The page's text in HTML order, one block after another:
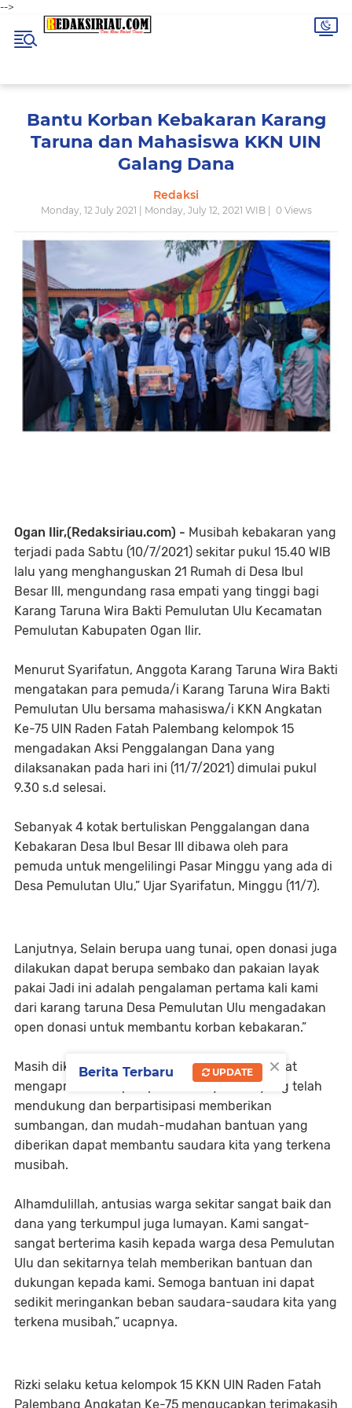
-->
Bantu Korban Kebakaran Karang
Taruna dan Mahasiswa KKN UIN
Galang Dana
Redaksi
Monday, 12 July 2021 | Monday, July 12, 2021 WIB | 0Views
Ogan Ilir,(Redaksiriau.com) - Musibah kebakaran yang
terjadi pada Sabtu (10/7/2021) sekitar pukul 15.40 WIB
lalu yang menghanguskan 21 Rumah di Desa Ibul
Besar III, mengundang rasa empati yang tinggi bagi
Karang Taruna Wira Bakti Pemulutan Ulu Kecamatan
Pemulutan Kabupaten Ogan Ilir.
Menurut Syarifatun, Anggota Karang Taruna Wira Bakti
mengatakan para pemuda/i Karang Taruna Wira Bakti
Pemulutan Ulu bersama mahasiswa/i KKN Angkatan
Ke-75 UIN Raden Fatah Palembang kelompok 15
mengadakan Aksi Penggalangan Dana yang
dilaksanakan pada hari ini (11/7/2021) dimulai pukul
9.30 s.d selesai.
Sebanyak 4 kotak bertuliskan Penggalangan dana
Kebakaran Desa Ibul Besar III dibawa oleh para
pemuda untuk mengelilingi Pasar Minggu yang ada di
Desa Pemulutan Ulu,” Ujar Syarifatun, Minggu (11/7).
Lanjutnya, Selain berupa uang tunai, open donasi juga
dilakukan dapat berupa sembako dan pakaian layak
pakai Jadi ini adalah pengalaman pertama kali kami
dari karang taruna Desa Pemulutan Ulu mengadakan
open donasi untuk membantu korban kebakaran.”
Masih dikatakan Syaritun, bahwa dirinya sangat
mengapresiasi respon positif masyarakat yang telah
mendukung dan berpartisipasi memberikan
sumbangan, dan mudah-mudahan bantuan yang
diberikan dapat membantu saudara kita yang terkena
musibah.
Alhamdulillah, antusias warga sekitar sangat baik dan
dana yang terkumpul juga lumayan. Kami sangat-
sangat berterima kasih kepada warga desa Pemulutan
Ulu dan sekitarnya telah memberikan bantuan dan
dukungan kepada kami. Semoga bantuan ini dapat
sedikit meringankan beban saudara-saudara kita yang
terkena musibah,” ucapnya.
Rizki selaku ketua kelompok 15 KKN UIN Raden Fatah
Palembang Angkatan Ke-75 mengucapkan terimakasih
×
Berita Terbaru UPDATE